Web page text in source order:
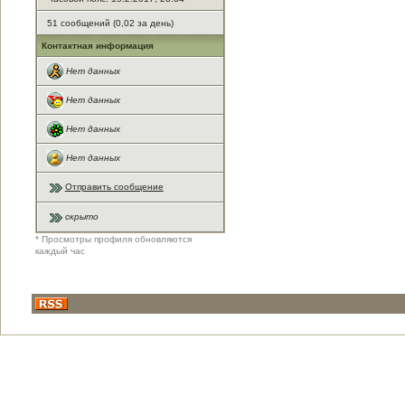
51 сообщений (0,02 за день)
Контактная информация
Нет данных
Нет данных
Нет данных
Нет данных
Отправить сообщение
скрыто
* Просмотры профиля обновляются
каждый час